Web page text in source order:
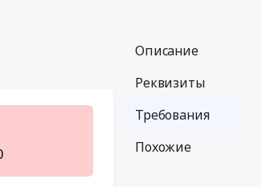
Описание
Реквизиты
Требования
Похожие